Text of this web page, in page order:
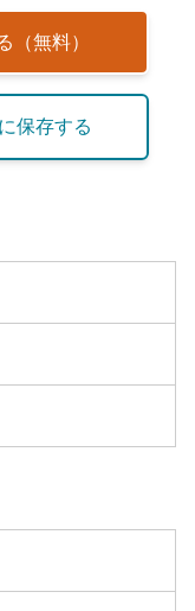
（無料）
保存する